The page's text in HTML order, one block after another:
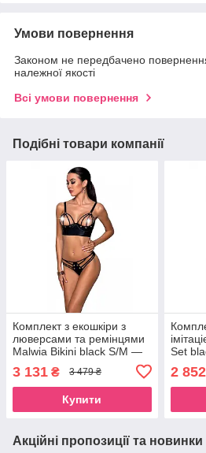
Умови повернення
Законом не передбачено
належної якості
Всі умови повернення
Подібні товари компанії
Комплект з екошкіри з
люверсами та ремінцями
Malwia Bikini black S/M —
SO5763
3 131 ₴ 3 479 ₴
Купити
Set
топ,
па
2 852
Акційні пропозиції та новинки